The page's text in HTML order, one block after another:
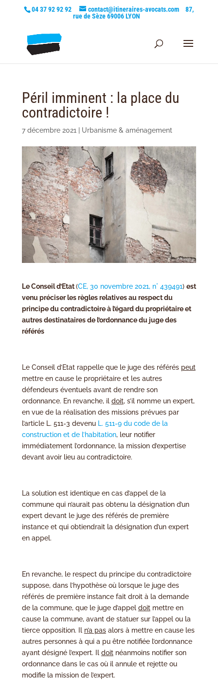
04 37 92 92 92 contact@itineraires-avocats.com
87,
rue de Sèze 69006 LYON
Péril imminent : la place du
contradictoire !
7 décembre 2021 Urbanisme & aménagement
Le Conseil d’Etat(CE, 30 novembre 2021, n° 439491) est
venu préciser les règles relatives au respect du
principe du contradictoire à l’égard du propriétaire et
autres destinataires de l’ordonnance du juge des
référés
Le Conseil d’Etat rappelle que le juge des référés peut
mettre en cause le propriétaire et les autres
défendeurs éventuels avant de rendre son
ordonnance. En revanche, il doit, s’il nomme un expert,
en vue de la réalisation des missions prévues par
l’article L. 511-3 devenu L. 511-9 du code de la
construction et de l’habitation, leur notifier
immédiatement l’ordonnance, la mission d’expertise
devant avoir lieu au contradictoire.
La solution est identique en cas d’appel de la
commune qui n’aurait pas obtenu la désignation d’un
expert devant le juge des référés de première
instance et qui obtiendrait la désignation d’un expert
en appel.
En revanche, le respect du principe du contradictoire
suppose, dans l’hypothèse où lorsque le juge des
référés de première instance fait droit à la demande
de la commune, que le juge d’appel doitmettre en
cause la commune, avant de statuer sur l’appel ou la
tierce opposition. Il n’a pasalors à mettre en cause les
autres personnes à qui a pu être notifiée l’ordonnance
ayant désigné l’expert. Il doitnéanmoins notifier son
ordonnance dans le cas où il annule et rejette ou
modifie la mission de l’expert.